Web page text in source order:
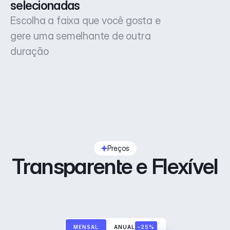
selecionadas
Escolha a faixa que você gosta e
gere uma semelhante de outra
duração
Preços
Transparente e Flexível
MENSAL ANUAL –25%